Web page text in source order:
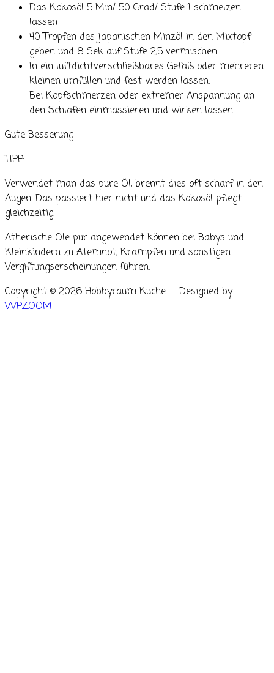
Das Kokosöl 5 Min/ 50 Grad/ Stufe 1 schmelzen
lassen
40 Tropfen des japanischen Minzöl in den Mixtopf
geben und 8 Sek auf Stufe 2,5 vermischen
In ein luftdichtverschließbares Gefäß oder mehreren
kleinen umfüllen und fest werden lassen.
Bei Kopfschmerzen oder extremer Anspannung an
den Schläfen einmassieren und wirken lassen
Gute Besserung
TIPP:
Verwendet man das pure Öl, brennt dies oft scharf in den
Augen. Das passiert hier nicht und das Kokosöl pflegt
gleichzeitig.
Ätherische Öle pur angewendet können bei Babys und
Kleinkindern zu Atemnot, Krämpfen und sonstigen
Vergiftungserscheinungen führen.
Copyright © 2026 Hobbyraum Küche — Designed by
WPZOOM